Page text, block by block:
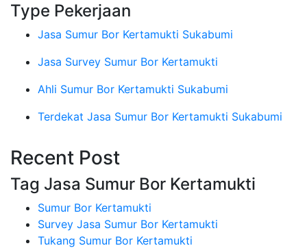
Type Pekerjaan
Jasa Sumur Bor Kertamukti Sukabumi
Jasa Survey Sumur Bor Kertamukti
Ahli Sumur Bor Kertamukti Sukabumi
Terdekat Jasa Sumur Bor Kertamukti Sukabumi
Recent Post
Tag Jasa Sumur Bor Kertamukti
Sumur Bor Kertamukti
Survey Jasa Sumur Bor Kertamukti
Tukang Sumur Bor Kertamukti